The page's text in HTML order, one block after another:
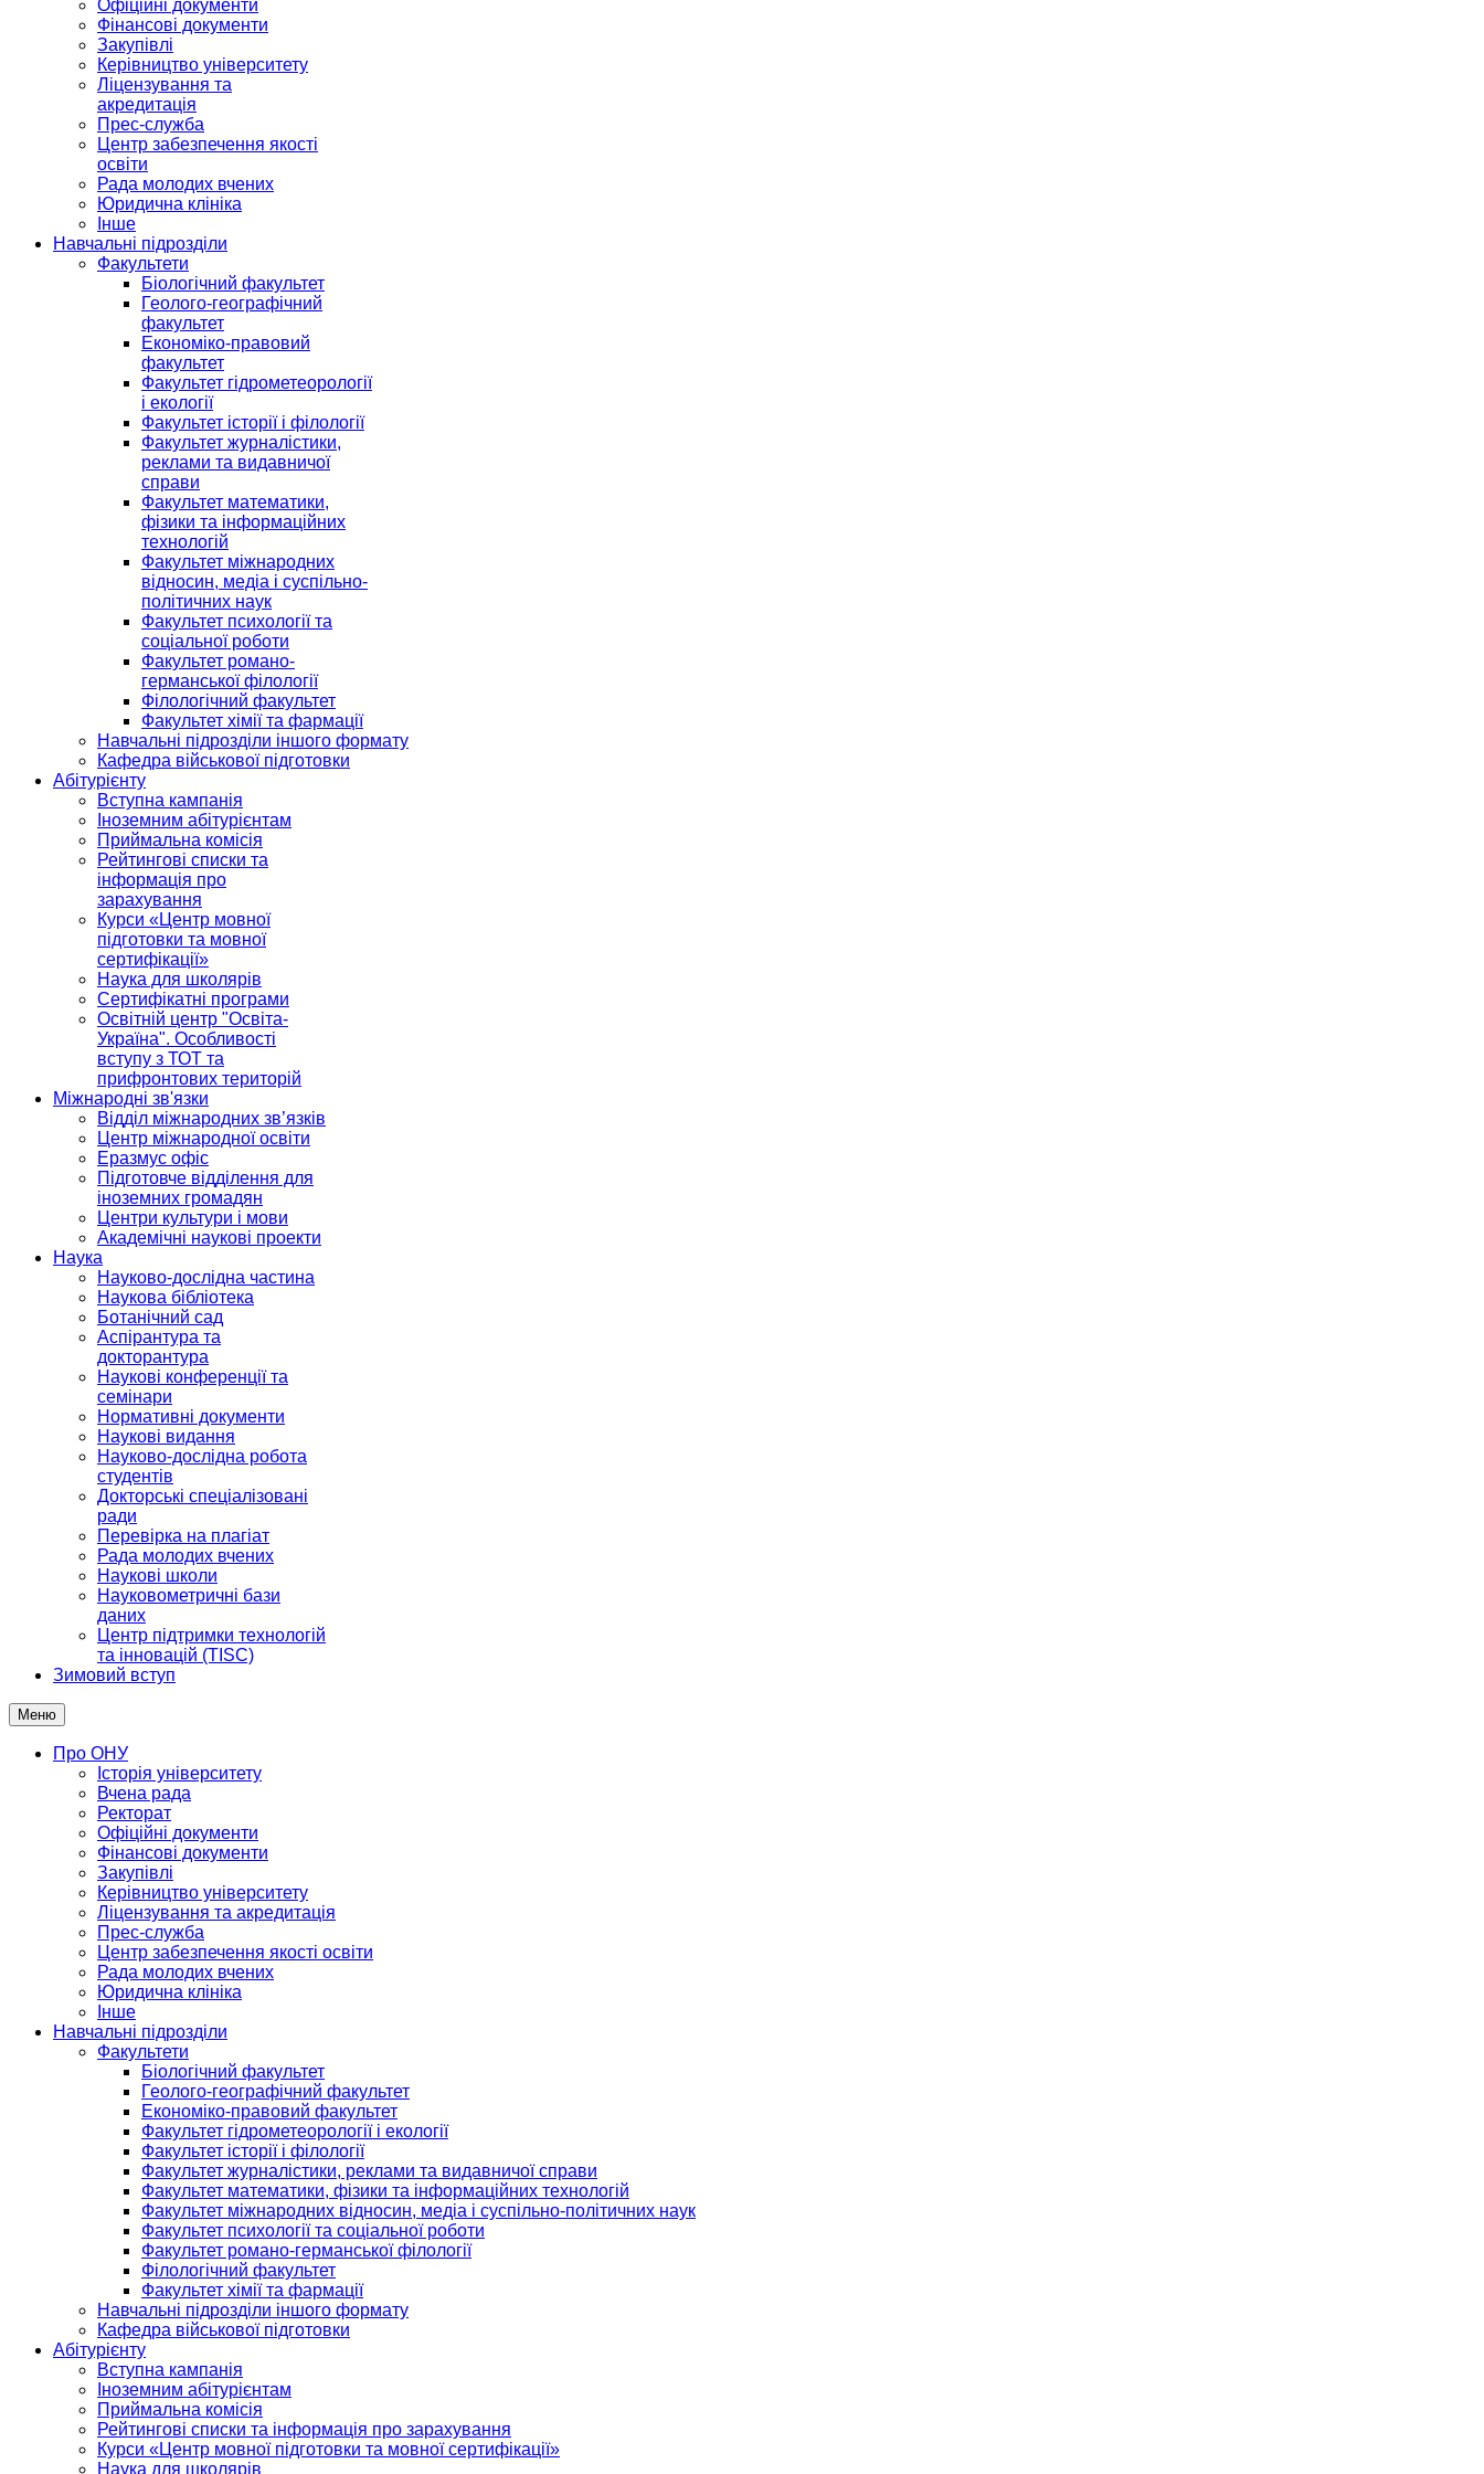
Офіційні документи
Фінансові документи
Закупівлі
Керівництво університету
Ліцензування та
акредитація
Прес-служба
Центр забезпечення якості
освіти
Рада молодих вчених
Юридична клініка
Інше
Навчальні підрозділи
Факультети
Біологічний факультет
Геолого-географічний
факультет
Економіко-правовий
факультет
Факультет гідрометеорології
і екології
Факультет історії і філології
Факультет журналістики,
реклами та видавничої
справи
Факультет математики,
фізики та інформаційних
технологій
Факультет міжнародних
відносин, медіа і суспільно-
політичних наук
Факультет психології та
соціальної роботи
Факультет романо-
германської філології
Філологічний факультет
Факультет хімії та фармації
Навчальні підрозділи іншого формату
Кафедра військової підготовки
Абітурієнту
Вступна кампанія
Іноземним абітурієнтам
Приймальна комісія
Рейтингові списки та
інформація про
зарахування
Курси «Центр мовної
підготовки та мовної
сертифікації»
Наука для школярів
Сертифікатні програми
Освітній центр "Освіта-
Україна". Особливості
вступу з ТОТ та
прифронтових територій
Міжнародні зв'язки
Відділ міжнародних зв’язків
Центр міжнародної освіти
Еразмус офіс
Підготовче відділення для
іноземних громадян
Центри культури і мови
Академічні наукові проекти
Наука
Науково-дослідна частина
Наукова бібліотека
Ботанічний сад
Аспірантура та
докторантура
Наукові конференції та
семінари
Нормативні документи
Наукові видання
Науково-дослідна робота
студентів
Докторські спеціалізовані
ради
Перевірка на плагіат
Рада молодих вчених
Наукові школи
Науковометричні бази
даних
Центр підтримки технологій
та інновацій (TISC)
Зимовий вступ
Меню
Про ОНУ
Історія університету
Вчена рада
Ректорат
Офіційні документи
Фінансові документи
Закупівлі
Керівництво університету
Ліцензування та акредитація
Прес-служба
Центр забезпечення якості освіти
Рада молодих вчених
Юридична клініка
Інше
Навчальні підрозділи
Факультети
Біологічний факультет
Геолого-географічний факультет
Економіко-правовий факультет
Факультет гідрометеорології і екології
Факультет історії і філології
Факультет журналістики, реклами та видавничої справи
Факультет математики, фізики та інформаційних технологій
Факультет міжнародних відносин, медіа і суспільно-політичних наук
Факультет психології та соціальної роботи
Факультет романо-германської філології
Філологічний факультет
Факультет хімії та фармації
Навчальні підрозділи іншого формату
Кафедра військової підготовки
Абітурієнту
Вступна кампанія
Іноземним абітурієнтам
Приймальна комісія
Рейтингові списки та інформація про зарахування
Курси «Центр мовної підготовки та мовної сертифікації»
Наука для школярів